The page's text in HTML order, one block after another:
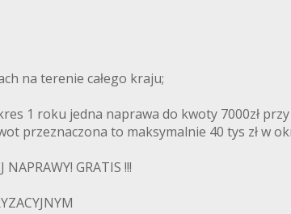
na terenie całego kraju;
1 roku jedna naprawa do kwoty 7000zł
przeznaczona to maksymalnie 40 tys zł w
GRATIS !!!